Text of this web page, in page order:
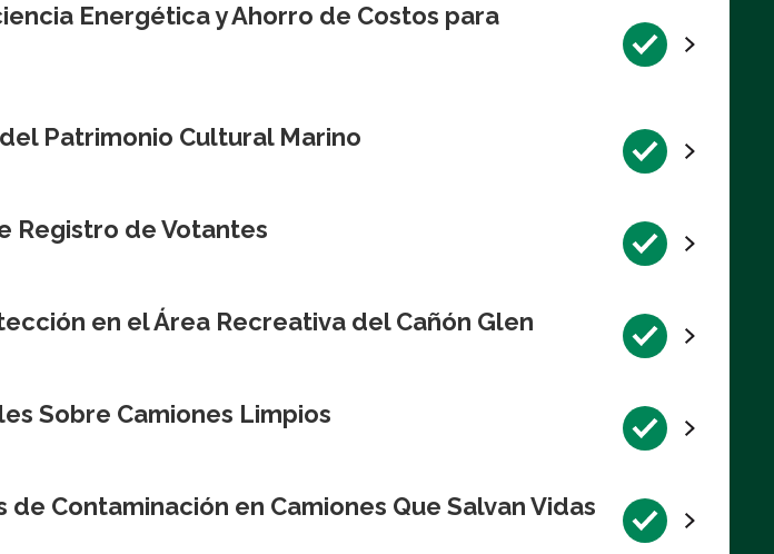
Energética y Ahorro de Costos para
Patrimonio Cultural Marino
Registro de Votantes
en el Área Recreativa del Cañón Glen
Sobre Camiones Limpios
Contaminación en Camiones Que Salvan Vidas